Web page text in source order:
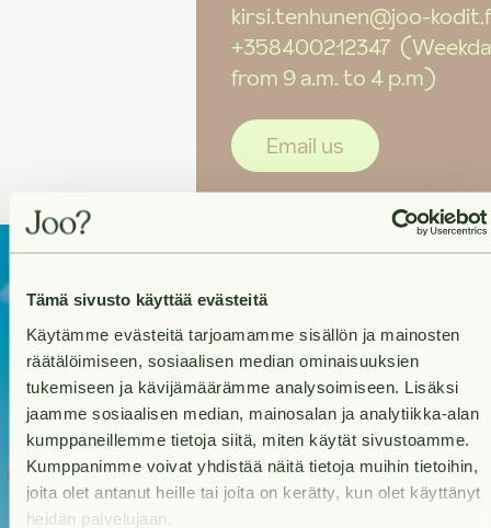
Tämä sivusto käyttää evästeitä
Käytämme evästeitä tarjoamamme sisällön ja mainosten
räätälöimiseen, sosiaalisen median ominaisuuksien
tukemiseen ja kävijämäärämme analysoimiseen. Lisäksi
jaamme sosiaalisen median, mainosalan ja analytiikka-alan
kumppaneillemme tietoja siitä, miten käytät sivustoamme.
Kumppanimme voivat yhdistää näitä tietoja muihin tietoihin,
joita olet antanut heille tai joita on kerätty, kun olet käyttänyt
heidän palvelujaan.
kirsi.tenhunen@joo-
+358400212347
from 9 a.m. to 4 p.m)
Email us
On the lookout
for a new
home?
Your future home is
only a quick search